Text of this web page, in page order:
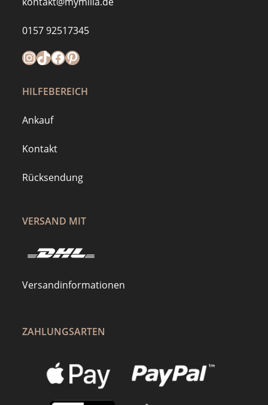
0157 92517345
Instagram
https://www.tiktok.com/@mymilla.de
Facebook
Pinterest
HILFEBEREICH
Ankauf
Kontakt
Rücksendung
VERSAND MIT
Versandinformationen
ZAHLUNGSARTEN